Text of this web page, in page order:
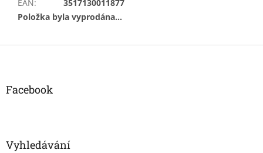
EAN:
3517130011877
Položka byla vyprodána…
Z
Facebook
Vyhledávání